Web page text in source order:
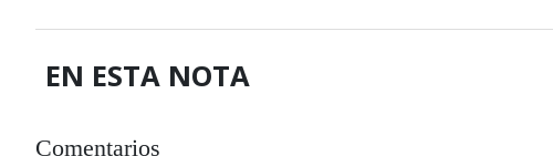
EN ESTA NOTA
Comentarios